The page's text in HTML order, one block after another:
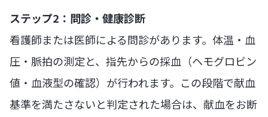
ステップ2：問診・健康診断
看護師または医師による問診があります。体温・血
圧・脈拍の測定と、指先からの採血（ヘモグロビン
値・血液型の確認）が行われます。この段階で献血
基準を満たさないと判定された場合は、献血をお断